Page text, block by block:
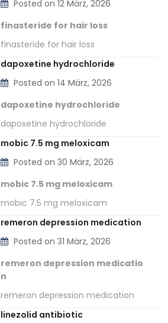
Posted on 12 März, 2026
finasteride for hair loss
finasteride for hair loss
dapoxetine hydrochloride
Posted on 14 März, 2026
dapoxetine hydrochloride
dapoxetine hydrochloride
mobic 7.5 mg meloxicam
Posted on 30 März, 2026
mobic 7.5 mg meloxicam
mobic 7.5 mg meloxicam
remeron depression medication
Posted on 31 März, 2026
remeron depression medicatio
n
remeron depression medication
linezolid antibiotic